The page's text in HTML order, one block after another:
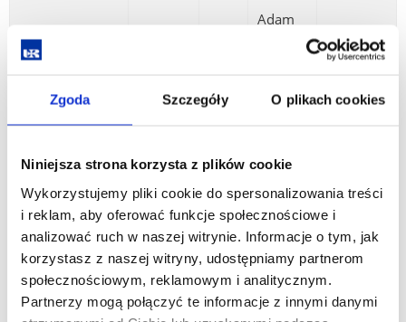
Zgoda Szczegóły O plikach cookies
Niniejsza strona korzysta z plików cookie
Wykorzystujemy pliki cookie do spersonalizowania treści
i reklam, aby oferować funkcje społecznościowe i
analizować ruch w naszej witrynie. Informacje o tym, jak
korzystasz z naszej witryny, udostępniamy partnerom
społecznościowym, reklamowym i analitycznym.
Partnerzy mogą połączyć te informacje z innymi danymi
Communication
Ethics
Adam
English
Colonialism
Introduction to
discourse and
its
contemporary
problems
30 3
Adam
Kubiak,
PhD
English